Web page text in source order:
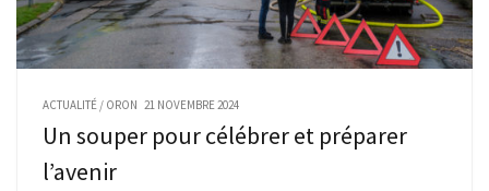
ACTUALITÉ / ORON 21 NOVEMBRE 2024
Un souper pour célébrer et préparer
l’avenir